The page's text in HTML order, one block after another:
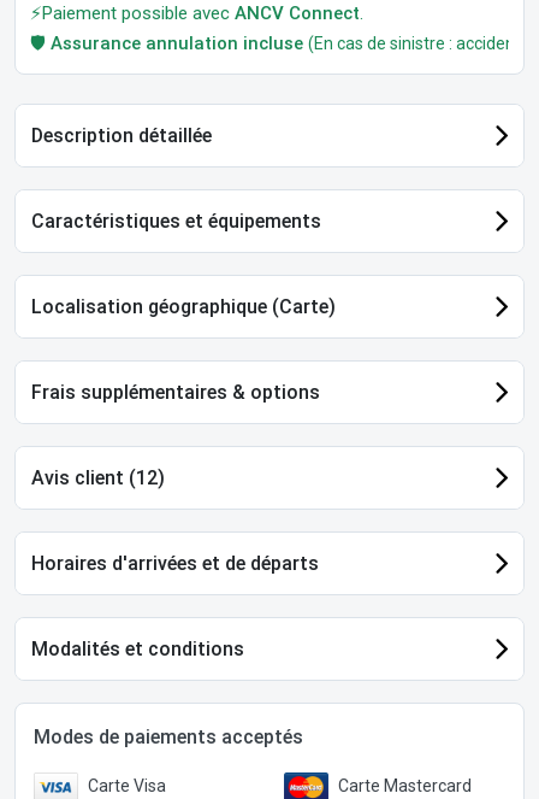
⚡Paiement possible avec ANCV Connect
🛡️ Assurance annulation incluse (En cas de sinistre : accident,
Description détaillée
Caractéristiques et équipements
Localisation géographique (Carte)
Frais supplémentaires & options
Avis client (12)
Horaires d'arrivées et de départs
Modalités et conditions
Modes de paiements acceptés
Carte Visa Carte Mastercard